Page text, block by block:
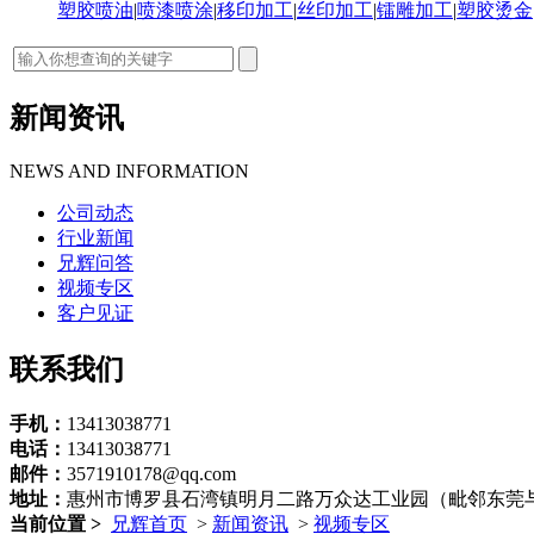
塑胶喷油|喷漆喷涂|移印加工|丝印加工|镭雕加工|塑胶烫金
新闻资讯
NEWS AND INFORMATION
公司动态
行业新闻
兄辉问答
视频专区
客户见证
联系我们
手机： 13413038771
电话： 13413038771
邮件： 3571910178@qq.com
地址： 惠州市博罗县石湾镇明月二路万众达工业园（毗邻东莞
当前位置 >
兄辉首页 > 新闻资讯 > 视频专区